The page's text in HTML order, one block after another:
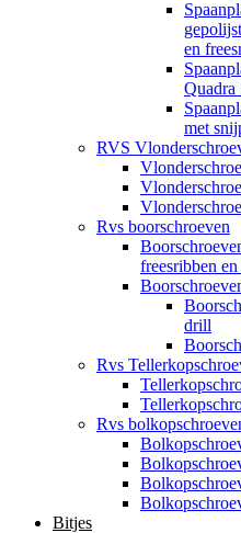
en
Quadra
met
RVS
Rvs boorschroeven
freesribben
drill
Rvs
Rvs
Bitjes